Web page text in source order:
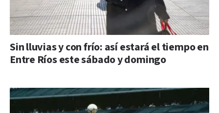
Sin lluvias y con frío: así estará el tiempo en
Entre Ríos este sábado y domingo